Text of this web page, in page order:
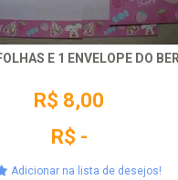
E 1 ENVELOPE DO
R$ 8,00
R$ -
Adicionar na lista de desejos!